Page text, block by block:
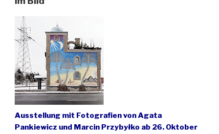
Ausstellung mit Fotografien von Agata
Pankiewicz und Marcin Przybyłko ab 26. Oktober